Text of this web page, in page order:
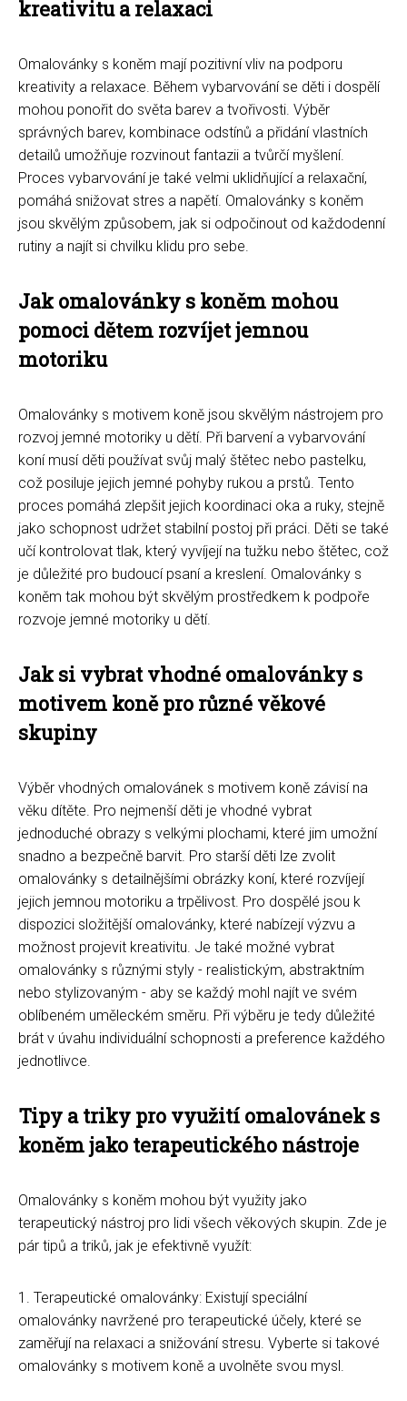
kreativitu a relaxaci
Omalovánky s koněm mají pozitivní vliv na podporu
kreativity a relaxace. Během vybarvování se děti i dospělí
mohou ponořit do světa barev a tvořivosti. Výběr
správných barev, kombinace odstínů a přidání vlastních
detailů umožňuje rozvinout fantazii a tvůrčí myšlení.
Proces vybarvování je také velmi uklidňující a relaxační,
pomáhá snižovat stres a napětí. Omalovánky s koněm
jsou skvělým způsobem, jak si odpočinout od každodenní
rutiny a najít si chvilku klidu pro sebe.
Jak omalovánky s koněm mohou
pomoci dětem rozvíjet jemnou
motoriku
Omalovánky s motivem koně jsou skvělým nástrojem pro
rozvoj jemné motoriky u dětí. Při barvení a vybarvování
koní musí děti používat svůj malý štětec nebo pastelku,
což posiluje jejich jemné pohyby rukou a prstů. Tento
proces pomáhá zlepšit jejich koordinaci oka a ruky, stejně
jako schopnost udržet stabilní postoj při práci. Děti se také
učí kontrolovat tlak, který vyvíjejí na tužku nebo štětec, což
je důležité pro budoucí psaní a kreslení. Omalovánky s
koněm tak mohou být skvělým prostředkem k podpoře
rozvoje jemné motoriky u dětí.
Jak si vybrat vhodné omalovánky s
motivem koně pro různé věkové
skupiny
Výběr vhodných omalovánek s motivem koně závisí na
věku dítěte. Pro nejmenší děti je vhodné vybrat
jednoduché obrazy s velkými plochami, které jim umožní
snadno a bezpečně barvit. Pro starší děti lze zvolit
omalovánky s detailnějšími obrázky koní, které rozvíjejí
jejich jemnou motoriku a trpělivost. Pro dospělé jsou k
dispozici složitější omalovánky, které nabízejí výzvu a
možnost projevit kreativitu. Je také možné vybrat
omalovánky s různými styly - realistickým, abstraktním
nebo stylizovaným - aby se každý mohl najít ve svém
oblíbeném uměleckém směru. Při výběru je tedy důležité
brát v úvahu individuální schopnosti a preference každého
jednotlivce.
Tipy a triky pro využití omalovánek s
koněm jako terapeutického nástroje
Omalovánky s koněm mohou být využity jako
terapeutický nástroj pro lidi všech věkových skupin. Zde je
pár tipů a triků, jak je efektivně využít:
1. Terapeutické omalovánky: Existují speciální
omalovánky navržené pro terapeutické účely, které se
zaměřují na relaxaci a snižování stresu. Vyberte si takové
omalovánky s motivem koně a uvolněte svou mysl.